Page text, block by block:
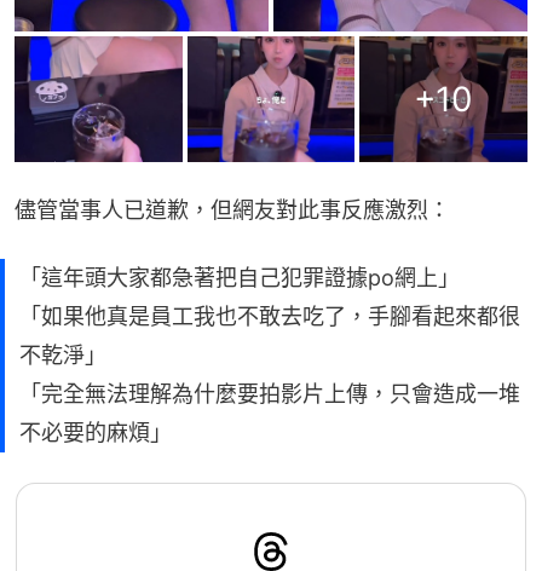
+10
儘管當事人已道歉，但網友對此事反應激烈：
「這年頭大家都急著把自己犯罪證據po網上」
「如果他真是員工我也不敢去吃了，手腳看起來都很
不乾淨」
「完全無法理解為什麼要拍影片上傳，只會造成一堆
不必要的麻煩」